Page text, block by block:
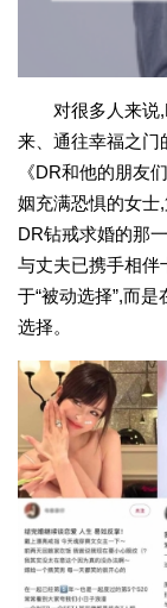
对很多人来说
来、通往幸福之门
《DR和他的朋友
姻充满恐惧的女士
DR钻戒求婚的那
与丈夫已携手相伴
于“被动选择”,而
选择。